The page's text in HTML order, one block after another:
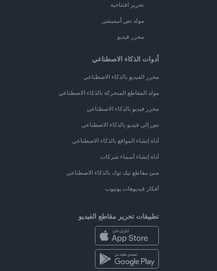
تحرير افتتاحية
مولد نص أنيميشن
محرر فيديو
أدوات الذكاء الاصطناعي
محرر الفيديو بالذكاء الاصطناعي
مولد المقاطع المتحركة بالذكاء الاصطناعي
محرر فيديو بالذكاء الاصطناعي
نص إلى فيديو بالذكاء الاصطناعي
أداة إنشاء المواقع بالذكاء الاصطناعي
أداة إنشاء أسماء شركات
منئ مقاطع تيك توك بالذكاء الاصطناعي
أفكار فيديوهات يوتيوب
تطبيقات تحرير مقاطع الفيديو